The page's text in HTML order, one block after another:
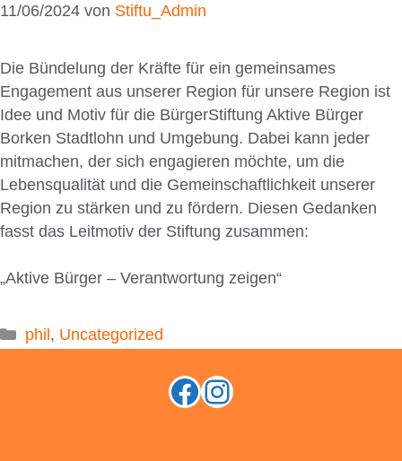
11/06/2024 von Stiftu_Admin
Die Bündelung der Kräfte für ein gemeinsames
Engagement aus unserer Region für unsere Region ist
Idee und Motiv für die BürgerStiftung Aktive Bürger
Borken Stadtlohn und Umgebung. Dabei kann jeder
mitmachen, der sich engagieren möchte, um die
Lebensqualität und die Gemeinschaftlichkeit unserer
Region zu stärken und zu fördern. Diesen Gedanken
fasst das Leitmotiv der Stiftung zusammen:
„Aktive Bürger – Verantwortung zeigen“
Kategorien
phil, Uncategorized
Facebook
Instagram